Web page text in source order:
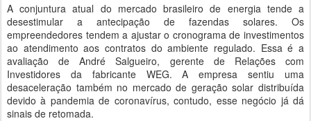
A conjuntura atual do mercado brasileiro de energia tende a
desestimular a antecipação de fazendas solares. Os
empreendedores tendem a ajustar o cronograma de investimentos
ao atendimento aos contratos do ambiente regulado. Essa é a
avaliação de André Salgueiro, gerente de Relações com
Investidores da fabricante WEG. A empresa sentiu uma
desaceleração também no mercado de geração solar distribuída
devido à pandemia de coronavírus, contudo, esse negócio já dá
sinais de retomada.